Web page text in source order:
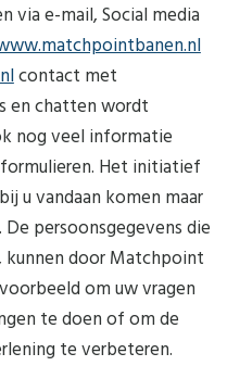
via e-mail, Social media
contact met
en chatten wordt
nog veel informatie
Het initiatief
u vandaan komen maar
persoonsgegevens die
kunnen door Matchpoint
om uw vragen
te doen of om de
te verbeteren.